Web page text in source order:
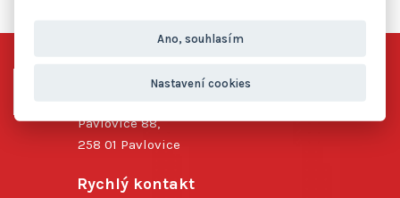
Centrála Vlašim
Pavlovice 88,
258 01 Pavlovice
Rychlý kontakt
Ano, souhlasím
Nastavení cookies